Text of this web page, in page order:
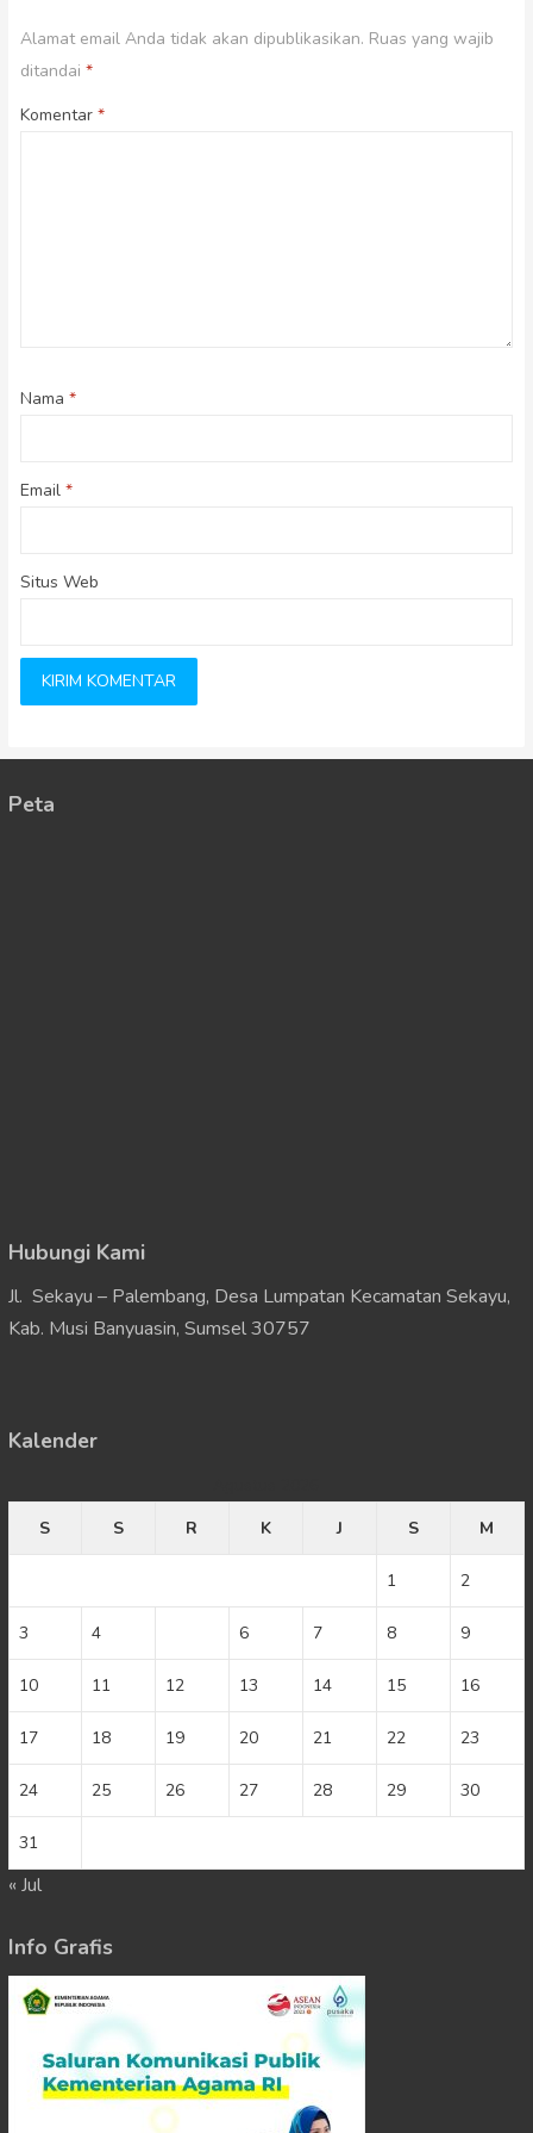
Alamat email Anda tidak akan dipublikasikan. Ruas yang wajib
ditandai *
Komentar *
Nama *
Email *
Situs Web
Peta
Hubungi Kami
Jl. Sekayu – Palembang, Desa Lumpatan Kecamatan Sekayu,
Kab. Musi Banyuasin, Sumsel 30757
Kalender
S
S R K J S M
1 2
3 4 6 7 8 9
10 11 12 13 14 15 16
17 18 19 20 21 22 23
24 25 26 27 28 29 30
31
« Jul
Info Grafis